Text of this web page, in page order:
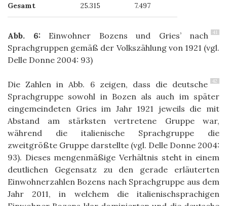
Gesamt 25.315 7.497
41
Abb. 6: Einwohner Bozens und Gries’ nach
Sprachgruppen gemäß der Volkszählung von 1921 (vgl.
Delle Donne 2004: 93)
42
Die Zahlen in Abb. 6 zeigen, dass die deutsche
Sprachgruppe sowohl in Bozen als auch im später
eingemeindeten Gries im Jahr 1921 jeweils die mit
Abstand am stärksten vertretene Gruppe war,
während die italienische Sprachgruppe die
zweitgrößte Gruppe darstellte (vgl. Delle Donne 2004:
93). Dieses mengenmäßige Verhältnis steht in einem
deutlichen Gegensatz zu den gerade erläuterten
Einwohnerzahlen Bozens nach Sprachgruppe aus dem
Jahr 2011, in welchem die italienischsprachigen